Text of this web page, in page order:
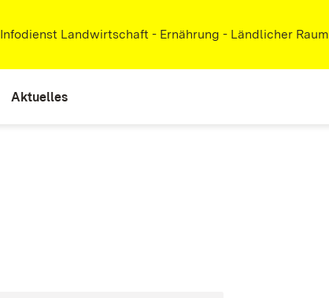
Extern:
Infodienst Landwirtschaft - Ernährung - Ländlicher Raum
Aktuelles